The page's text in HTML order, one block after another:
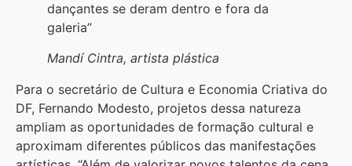
dançantes se deram dentro e fora da
galeria”
Mandí Cintra, artista plástica
Para o secretário de Cultura e Economia Criativa do
DF, Fernando Modesto, projetos dessa natureza
ampliam as oportunidades de formação cultural e
aproximam diferentes públicos das manifestações